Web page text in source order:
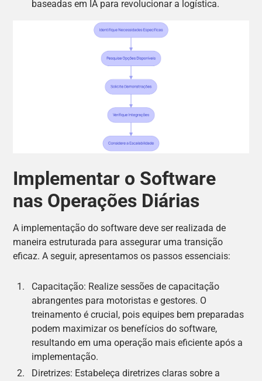
baseadas em IA para revolucionar a logística.
Implementar o Software
nas Operações Diárias
A implementação do software deve ser realizada de
maneira estruturada para assegurar uma transição
eficaz. A seguir, apresentamos os passos essenciais:
Capacitação: Realize sessões de capacitação
abrangentes para motoristas e gestores. O
treinamento é crucial, pois equipes bem preparadas
podem maximizar os benefícios do software,
resultando em uma operação mais eficiente após a
implementação.
Diretrizes: Estabeleça diretrizes claras sobre a